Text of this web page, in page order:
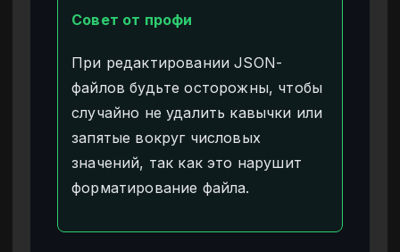
Совет от профи
При редактировании JSON-
файлов будьте осторожны, чтобы
случайно не удалить кавычки или
запятые вокруг числовых
значений, так как это нарушит
форматирование файла.